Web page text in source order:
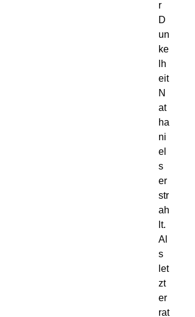
r
D
un
ke
lh
eit
N
at
ha
ni
el
s
er
str
ah
lt.
Al
s
let
zt
er
rat